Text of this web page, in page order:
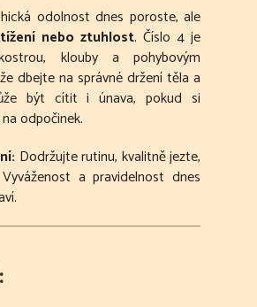
odolnost dnes poroste, ale
nebo ztuhlost. Číslo 4 je
klouby a pohybovým
dbejte na správné držení těla a
být cítit i únava, pokud si
odpočinek.
Dodržujte rutinu, kvalitně jezte,
a pravidelnost dnes